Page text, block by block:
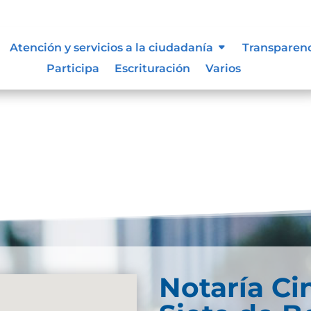
Atención y servicios a la ciudadanía
Participa
Escrituración Varios
asociaciones y otros
Notaría